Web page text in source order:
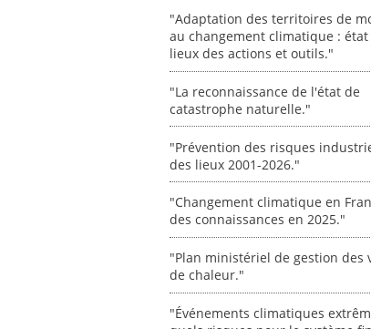
"Adaptation des territoires de
au changement climatique : état
lieux des actions et outils."
"La reconnaissance de l'état de
catastrophe naturelle."
"Prévention des risques
des lieux 2001-2026."
"Changement climatique en
des connaissances en 2025."
"Plan ministériel de gestion des
de chaleur."
"Événements climatiques